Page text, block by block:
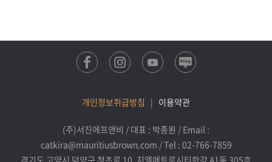
개인정보취급방침 | 이용약관
(주)서진에프앤비 / 대표 : 박종원 / Email :
catkira@mauritiusbrown.com / Tel : 02-766-7859
경기도 고양시 덕양구 청초로 10, 지엘메트로시티한강 A1동 305호